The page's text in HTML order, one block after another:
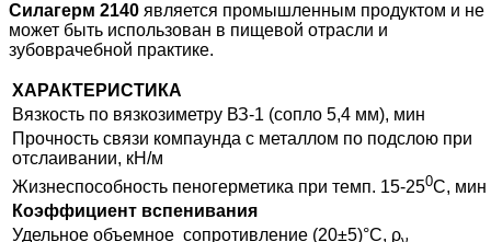
Силагерм 2140 является промышленным продуктом и не
может быть использован в пищевой отрасли и
зубоврачебной практике.
ХАРАКТЕРИСТИКА
Вязкость по вязкозиметру ВЗ-1 (сопло 5,4 мм), мин
Прочность связи компаунда с металлом по подслою при
отслаивании, кН/м
Жизнеспособность пеногерметика при темп. 15-250С, мин
Коэффициент вспенивания
Удельное объемное сопротивление (20±5)°С, ρ